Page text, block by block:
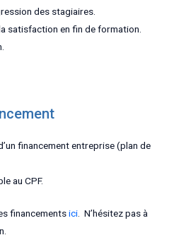
des stagiaires.
satisfaction en fin de formation.
financement entreprise (plan de
au CPF.
financementsici. N’hésitez pas à